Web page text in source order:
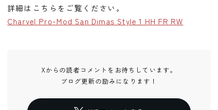
詳細はこちらをご覧ください。
Charvel Pro-Mod San Dimas Style 1 HH FR RW
Xからの読者コメントをお待ちしています。
ブログ更新の励みになります！